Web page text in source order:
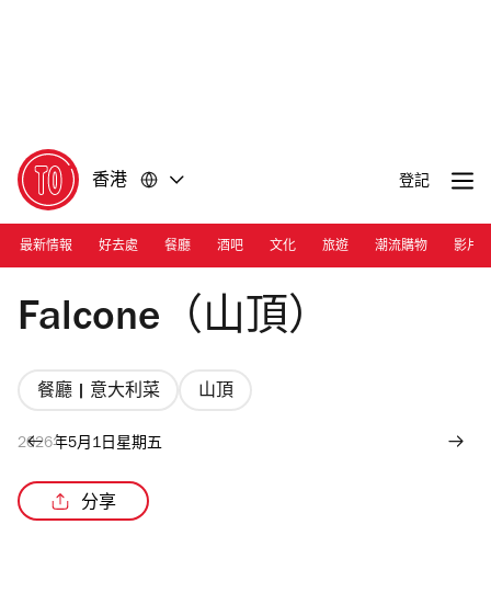
香港 登記
最新情報 好去處 餐廳 酒吧 文化 旅遊 潮流購物 影片
Photograph: Courtesy Falcone | Peak Exterior
Falcone（山頂）
餐廳 | 意大利菜 山頂
2026年5月1日星期五
分享